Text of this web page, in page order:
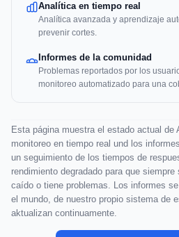
Analítica en tiempo real
Analítica avanzada y aprendizaje
prevenir cortes.
Informes de la comunidad
Problemas reportados por los
monitoreo automatizado para una
Esta página muestra el estado actual de
monitoreo en tiempo real und los
un seguimiento de los tiempos de
rendimiento degradado para que
caído o tiene problemas. Los informes
el mundo, de nuestro propio sistema de
aktualizan continuamente.